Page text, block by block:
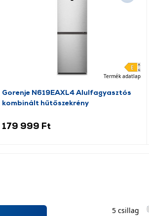
Termék adatlap
Gorenje N619EAXL4 Alulfagyasztós
kombinált hűtőszekrény
179 999 Ft
5 csillag